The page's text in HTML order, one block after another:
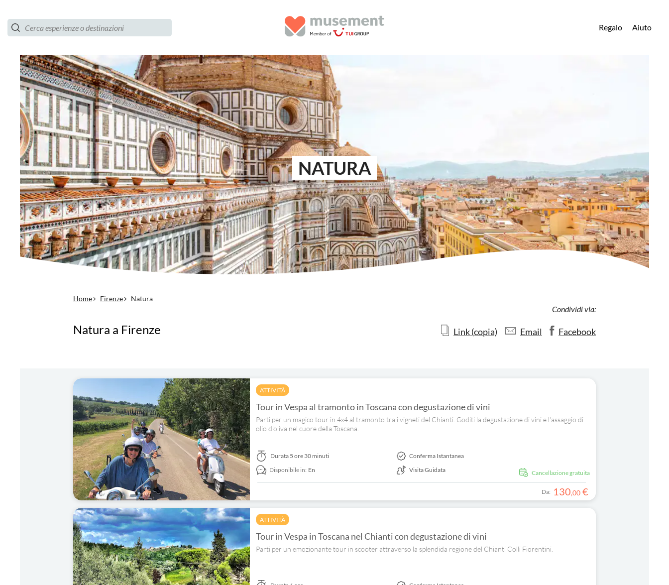
Regalo Aiuto
NATURA
Home Firenze Natura
Natura a Firenze
Condividi via:
Link (copia) Email Facebook
ATTIVITÀ
Tour in Vespa al tramonto in Toscana con degustazione di vini
Parti per un magico tour in 4x4 al tramonto tra i vigneti del Chianti. Goditi la degustazione di vini e l'assaggio di
olio d'oliva nel cuore della Toscana.
Cancellazione gratuita
Durata 5 ore 30 minuti
Disponibile in: En
Conferma Istantanea
Visita Guidata
Da: 130,00 €
ATTIVITÀ
Tour in Vespa in Toscana nel Chianti con degustazione di vini
Parti per un emozionante tour in scooter attraverso la splendida regione del Chianti Colli Fiorentini.